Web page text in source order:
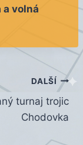
volná
DALŠÍ
turnaj trojic
Chodovka